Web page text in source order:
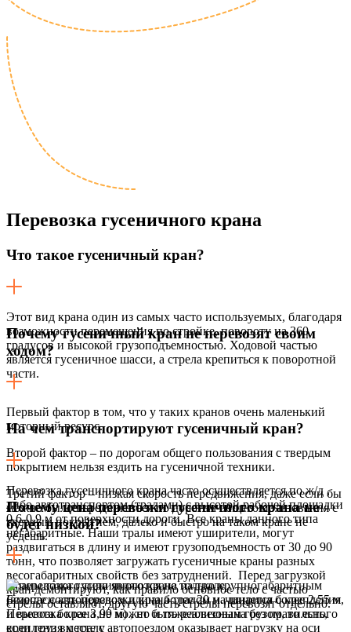
Перевозка гусеничного крана
Что такое гусеничный кран?
Этот вид крана один из самых часто используемых, благодаря
возможности перемещения по стройке, повороту на 360
градусов и высокой грузоподъемностью. Ходовой частью
является гусеничное шасси, а стрела крепиться к поворотной
части.
Почему гусеничный кран не перевозят своим
ходом?
Первый фактор в том, что у таких кранов очень маленький
моторный ресурс.
Второй фактор – по дорогам общего пользования с твердым
покрытием нельзя ездить на гусеничной техники.
Третий фактор – низкая скорость передвижения, даже если бы
можно было передвигаться по дорогам общего пользования с
твердым покрытием, далеко и быстро на таком кране не
уедешь.
На чем транспортируют гусеничный кран?
Перевозка гусеничного крана часто осуществляется по ж/д ,
либо автотранспортом (тралами) с высотой рабочей площадки
0,6-0,9 м от поверхности дороги. Все краны данного типа
негабаритные. Наши тралы имеют уширители, могут
раздвигаться в длину и имеют грузоподъемность от 30 до 90
тонн, что позволяет загружать гусеничные краны разных
весогабаритных свойств без затруднений. Перед загрузкой
кран демонтируют, как правило основное тело с частью
стрелы оставляют, другую часть стрелы перевозят отдельно.
Почему цена перевозки гусеничного крана не
будет низкой?
Краны такого типа являются не только крупногабаритным
(вместе с автопоездом длина более 20 м., ширина более 2,55 м,
и высота более 3,99 м) , но и тяжеловесным грузом, то есть,
если груз вместе с автопоездом оказывает нагрузку на оси
Безопасность перевозки крана тралом начинается с крепления
Перевозка крана не может быть реализована без правильного
крепления к тралу